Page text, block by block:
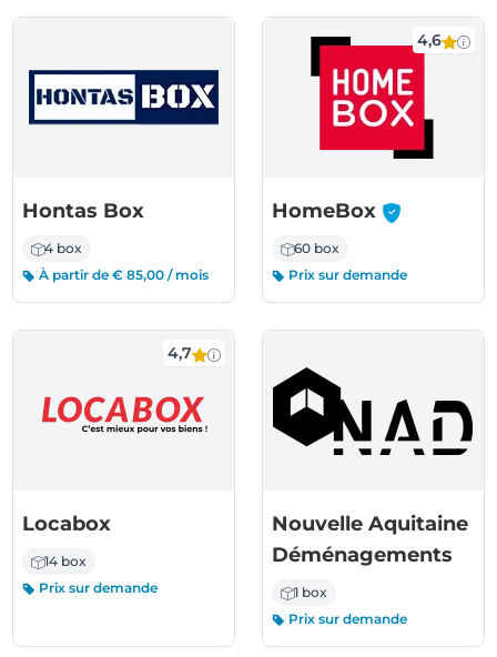
Hontas Box
4 box
À partir de € 85,00 / mois
4,6
HomeBox -
60 box
Prix sur demande
4,7
Locabox
14 box
Prix sur demande
Nouvelle Aquitaine
Déménagements
1 box
Prix sur demande